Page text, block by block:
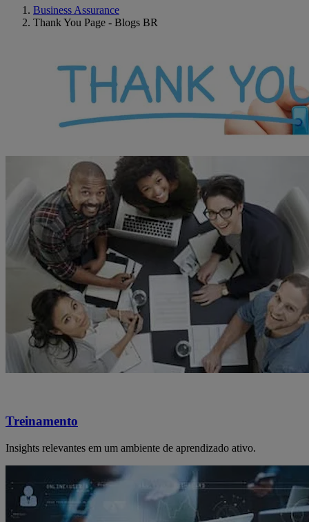
Business Assurance
Thank You Page - Blogs BR
Treinamento
Insights relevantes em um ambiente de aprendizado ativo.